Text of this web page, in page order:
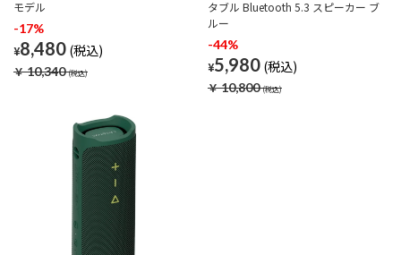
モデル
-17%
¥8,480
￥10,340
タブル Bluetooth 5.3 スピーカー ブ
ルー
-44%
¥5,980
￥10,800